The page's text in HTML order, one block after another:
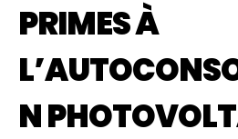
PRIMES À
N